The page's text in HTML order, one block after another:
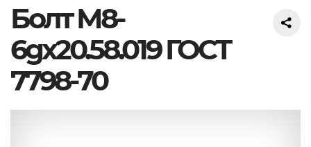
Болт М8-
6gx20.58.019 ГОСТ
7798-70